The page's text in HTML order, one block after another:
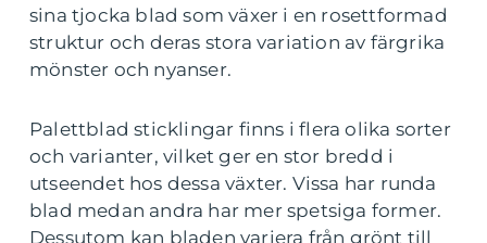
sina tjocka blad som växer i en rosettformad
struktur och deras stora variation av färgrika
mönster och nyanser.
Palettblad sticklingar finns i flera olika sorter
och varianter, vilket ger en stor bredd i
utseendet hos dessa växter. Vissa har runda
blad medan andra har mer spetsiga former.
Dessutom kan bladen variera från grönt till